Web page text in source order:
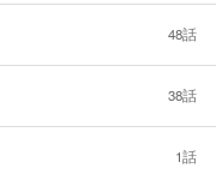
48話
38話
1話